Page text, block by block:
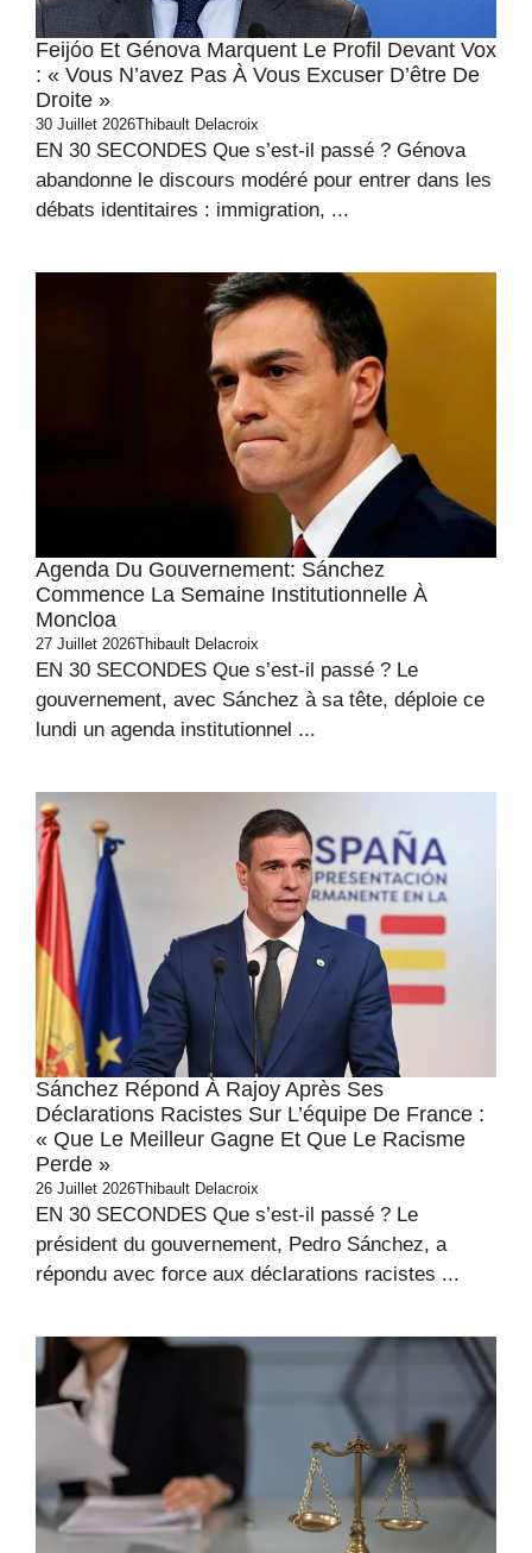
Feijóo Et Génova Marquent Le Profil Devant Vox
: « Vous N’avez Pas À Vous Excuser D’être De
Droite »
30 Juillet 2026Thibault Delacroix
EN 30 SECONDES Que s’est-il passé ? Génova
abandonne le discours modéré pour entrer dans les
débats identitaires : immigration, ...
Agenda Du Gouvernement: Sánchez
Commence La Semaine Institutionnelle À
Moncloa
27 Juillet 2026Thibault Delacroix
EN 30 SECONDES Que s’est-il passé ? Le
gouvernement, avec Sánchez à sa tête, déploie ce
lundi un agenda institutionnel ...
Sánchez Répond À Rajoy Après Ses
Déclarations Racistes Sur L’équipe De France :
« Que Le Meilleur Gagne Et Que Le Racisme
Perde »
26 Juillet 2026Thibault Delacroix
EN 30 SECONDES Que s’est-il passé ? Le
président du gouvernement, Pedro Sánchez, a
répondu avec force aux déclarations racistes ...